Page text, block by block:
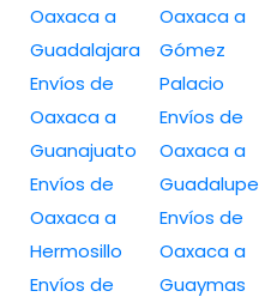
Oaxaca a
Guadalajara
Envíos de
Oaxaca a
Guanajuato
Envíos de
Oaxaca a
Hermosillo
Envíos de
Oaxaca a
Gómez
Palacio
Envíos de
Oaxaca a
Guadalupe
Envíos de
Oaxaca a
Guaymas